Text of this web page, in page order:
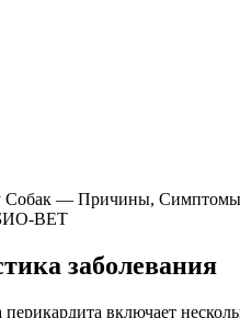
Собак — Причины, Симптомы
ВЕТ
заболевания
перикардита включает